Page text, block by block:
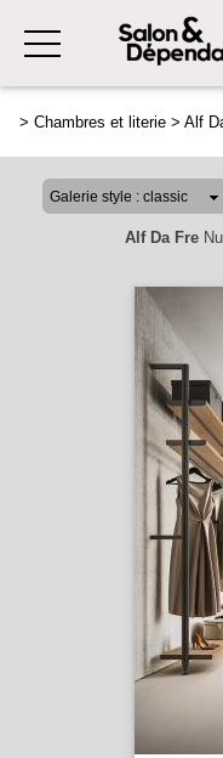
> Chambres et literie > Alf
Alf Da Fre